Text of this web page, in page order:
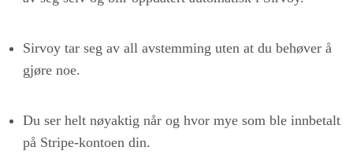
Sirvoy tar seg av all avstemming uten at du behøver å
gjøre noe.
Du ser helt nøyaktig når og hvor mye som ble innbetalt
på Stripe-kontoen din.